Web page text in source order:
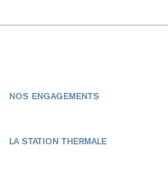
NOS ENGAGEMENTS
LA STATION THERMALE